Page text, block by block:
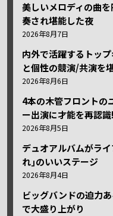
美しいメロディの曲
奏され堪能した夜
2026年8月7日
内外で活躍するトッ
と個性の競演/共演を
2026年8月6日
4本の木管フロントの
ー出演に才能を再認
2026年8月5日
デュオアルバムがラ
れ｣のいいステージ
2026年8月4日
ビッグバンドの迫力
で大盛り上がり